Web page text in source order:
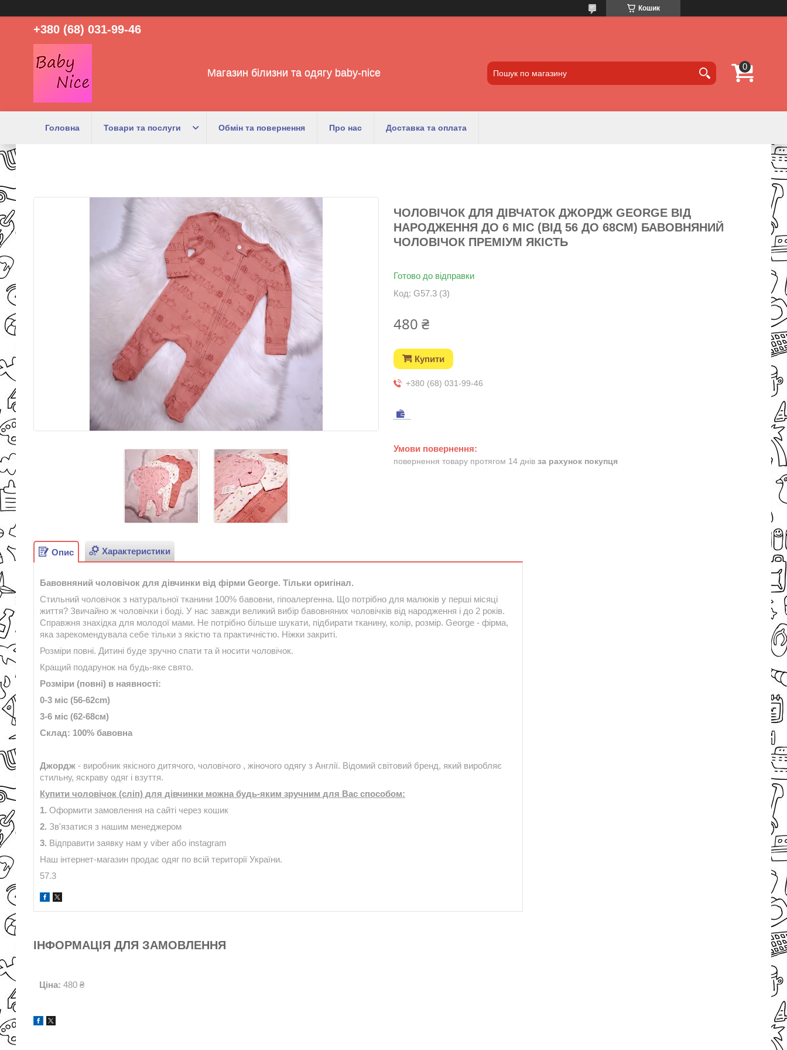
Кошик
+380 (68) 031-99-46
Магазин білизни та одягу baby-nice
Головна Товари та послуги Обмін та повернення Про нас Доставка та оплата
ЧОЛОВІЧОК ДЛЯ ДІВЧАТОК ДЖОРДЖ GEORGE ВІД
НАРОДЖЕННЯ ДО 6 МІС (ВІД 56 ДО 68СМ) БАВОВНЯНИЙ
ЧОЛОВІЧОК ПРЕМІУМ ЯКІСТЬ
Готово до відправки
Код: G57.3 (3)
480 ₴
Купити
+380 (68) 031-99-46
повернення товару протягом 14 днів за рахунок покупця
Опис Характеристики
Бавовняний чоловічок для дівчинки від фірми George. Тільки оригінал.
Стильний чоловічок з натуральної тканини 100% бавовни, гіпоалергенна. Що потрібно для малюків у перші місяці
життя? Звичайно ж чоловічки і боді. У нас завжди великий вибір бавовняних чоловічків від народження і до 2 років.
Справжня знахідка для молодої мами. Не потрібно більше шукати, підбирати тканину, колір, розмір. George - фірма,
яка зарекомендувала себе тільки з якістю та практичністю. Ніжки закриті.
Розміри повні. Дитині буде зручно спати та й носити чоловічок.
Кращий подарунок на будь-яке свято.
Розміри (повні) в наявності:
0-3 міс (56-62cm)
3-6 міс (62-68см)
Склад: 100% бавовна
Джордж - виробник якісного дитячого, чоловічого , жіночого одягу з Англії. Відомий світовий бренд, який виробляє
стильну, яскраву одяг і взуття.
Купити чоловічок (сліп) для дівчинки можна будь-яким зручним для Вас способом:
1. Оформити замовлення на сайті через кошик
2. Зв'язатися з нашим менеджером
3. Відправити заявку нам у viber або instagram
Наш інтернет-магазин продає одяг по всій території України.
57.3
ІНФОРМАЦІЯ ДЛЯ ЗАМОВЛЕННЯ
Ціна: 480 ₴